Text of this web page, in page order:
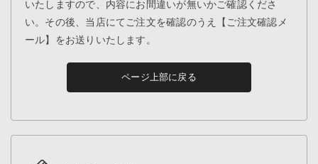
いたしますので、内容にお間違いが無いかご確認くださ
い。その後、当店にてご注文を確認のうえ【ご注文確認メ
ール】をお送りいたします。
ページ上部に戻る